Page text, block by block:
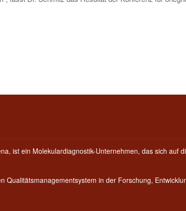
ist ein Molekulardiagnostik-Unternehmen, das sich auf
Qualitätsmanagementsystem in der Forschung,